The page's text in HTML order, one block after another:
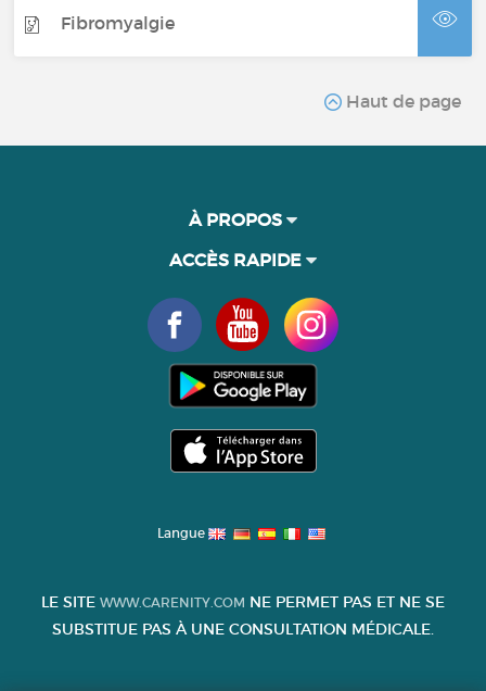
Fibromyalgie
Haut de page
À PROPOS
ACCÈS RAPIDE
Langue
LE SITE WWW.CARENITY.COM NE PERMET PAS ET NE SE
SUBSTITUE PAS À UNE CONSULTATION MÉDICALE.